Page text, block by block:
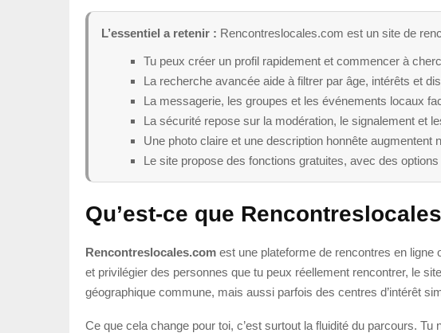
L’essentiel a retenir : Rencontreslocales.com est un site de
Tu peux créer un profil rapidement et commencer à
La recherche avancée aide à filtrer par âge, intérêts et
La messagerie, les groupes et les événements locaux
La sécurité repose sur la modération, le signalement et
Une photo claire et une description honnête augmentent
Le site propose des fonctions gratuites, avec des
Qu’est-ce que
Rencontreslocales.com est une plateforme de rencontres en ligne
et privilégier des personnes que tu peux réellement rencontrer, le
géographique commune, mais aussi parfois des centres d’intérêt
Ce que cela change pour toi, c’est surtout la fluidité du parcours.